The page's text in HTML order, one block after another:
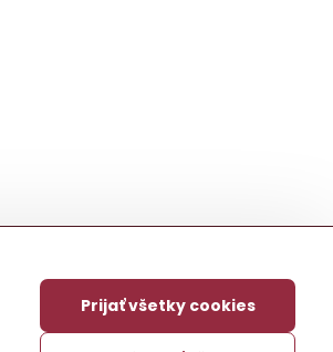
Prijať všetky cookies